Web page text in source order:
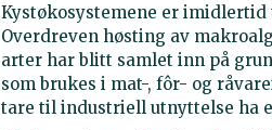
Kystøkosystemene er
Overdreven høsting av
arter har blitt samlet inn på
som brukes i mat-, fôr- og
tare til industriell utnyttelse ha